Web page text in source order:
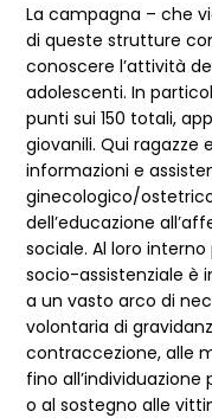
La campagna – che
di queste strutture
conoscere l’attività
adolescenti. In
punti sui 150 totali,
giovanili. Qui ragazze
informazioni e
ginecologico/
dell’educazione
sociale. Al loro
socio-assistenziale è
a un vasto arco di
volontaria di
contraccezione, alle
fino
o al sostegno alle